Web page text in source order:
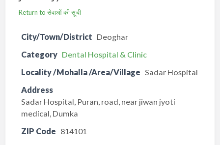
Return to सेवाओं की सूची
City/Town/District Deoghar
Category Dental Hospital & Clinic
Locality /Mohalla /Area/Village Sadar Hospital
Address
Sadar Hospital, Puran, road, near jiwan jyoti
medical, Dumka
ZIP Code 814101